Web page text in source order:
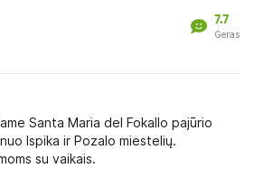
7.7
Geras
Santa Maria del Fokallo pajūrio
Ispika ir Pozalo miestelių.
su vaikais.